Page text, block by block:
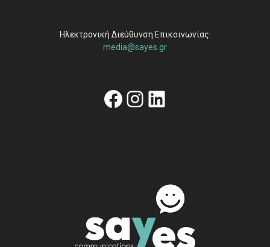
Ηλεκτρονική Διεύθυνση Επικοινωνίας:
media@sayes.gr
Facebook
Instagram
Linkedin